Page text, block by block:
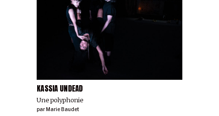
KASSIA UNDEAD
Une polyphonie
parMarie Baudet